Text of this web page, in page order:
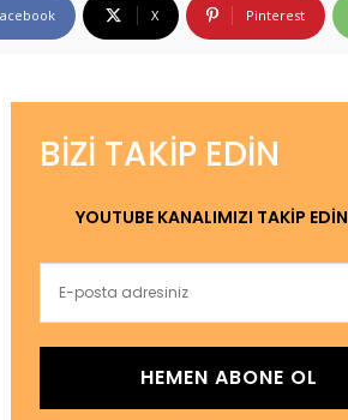
X Pinterest
BIZI TAKIP EDIN
YOUTUBE KANALIMIZI TAKİP EDİN
HEMEN ABONE OL